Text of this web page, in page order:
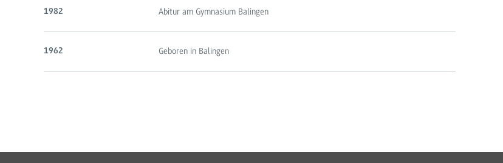
1982 Abitur am Gymnasium Balingen
1962 Geboren in Balingen